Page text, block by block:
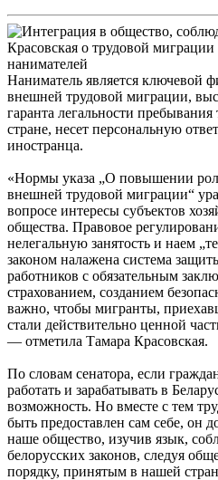
Наниматель является ключевой
внешней трудовой миграции,
гаранта легальности
стране, несет персональную
иностранца.
«Нормы указа „О повышении
внешней трудовой миграции“
вопросе интересы субъектов
общества. Правовое
нелегальную занятость и наем
законом налажена система
работников с обязательным
страхованием, созданием
важно, чтобы мигранты,
стали действительно ценной
— отметила Тамара Красовская.
По словам сенатора, если
работать и зарабатывать в
возможность. Но вместе с тем
быть предоставлен сам себе, он
наше общество, изучив язык,
белорусских законов, следуя
порядку, принятым в нашей